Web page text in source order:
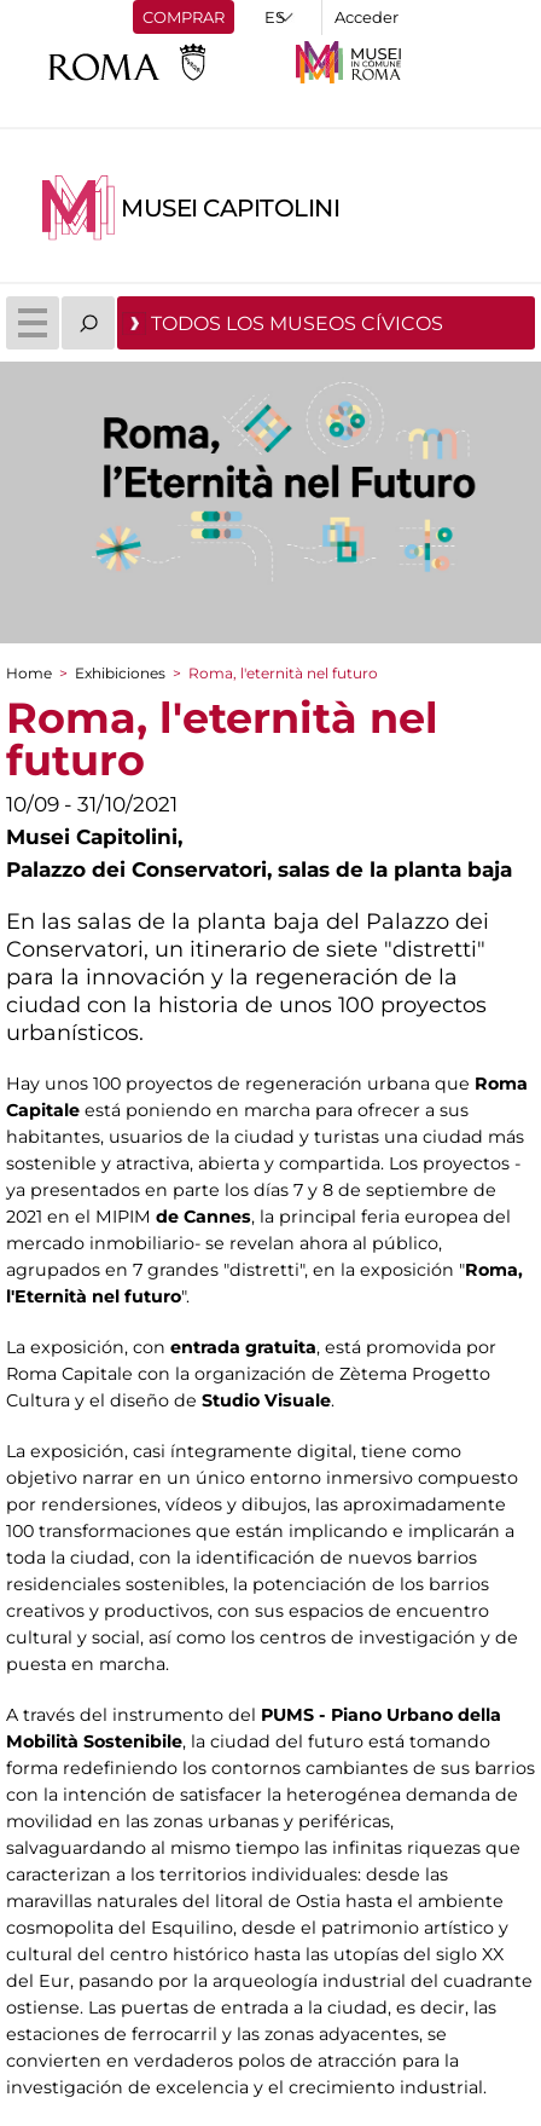
COMPRAR Acceder
MUSEI CAPITOLINI
TODOS LOS MUSEOS CÍVICOS
You are here
Home > Exhibiciones > Roma, l'eternità nel futuro
Roma, l'eternità nel
futuro
10/09 - 31/10/2021
Musei Capitolini,
Palazzo dei Conservatori, salas de la planta baja
En las salas de la planta baja del Palazzo dei
Conservatori, un itinerario de siete "distretti"
para la innovación y la regeneración de la
ciudad con la historia de unos 100 proyectos
urbanísticos.
Hay unos 100 proyectos de regeneración urbana que Roma
Capitale está poniendo en marcha para ofrecer a sus
habitantes, usuarios de la ciudad y turistas una ciudad más
sostenible y atractiva, abierta y compartida. Los proyectos -
ya presentados en parte los días 7 y 8 de septiembre de
2021 en el MIPIM de Cannes, la principal feria europea del
mercado inmobiliario- se revelan ahora al público,
agrupados en 7 grandes "distretti", en la exposición "Roma,
l'Eternità nel futuro".
La exposición, con entrada gratuita, está promovida por
Roma Capitale con la organización de Zètema Progetto
Cultura y el diseño de Studio Visuale.
La exposición, casi íntegramente digital, tiene como
objetivo narrar en un único entorno inmersivo compuesto
por rendersiones, vídeos y dibujos, las aproximadamente
100 transformaciones que están implicando e implicarán a
toda la ciudad, con la identificación de nuevos barrios
residenciales sostenibles, la potenciación de los barrios
creativos y productivos, con sus espacios de encuentro
cultural y social, así como los centros de investigación y de
puesta en marcha.
A través del instrumento del PUMS - Piano Urbano della
Mobilità Sostenibile, la ciudad del futuro está tomando
forma redefiniendo los contornos cambiantes de sus barrios
con la intención de satisfacer la heterogénea demanda de
movilidad en las zonas urbanas y periféricas,
salvaguardando al mismo tiempo las infinitas riquezas que
caracterizan a los territorios individuales: desde las
maravillas naturales del litoral de Ostia hasta el ambiente
cosmopolita del Esquilino, desde el patrimonio artístico y
cultural del centro histórico hasta las utopías del siglo XX
del Eur, pasando por la arqueología industrial del cuadrante
ostiense. Las puertas de entrada a la ciudad, es decir, las
estaciones de ferrocarril y las zonas adyacentes, se
convierten en verdaderos polos de atracción para la
investigación de excelencia y el crecimiento industrial.